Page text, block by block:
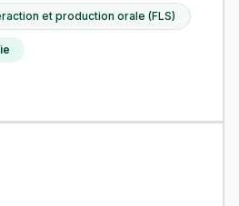
et production orale (FLS)